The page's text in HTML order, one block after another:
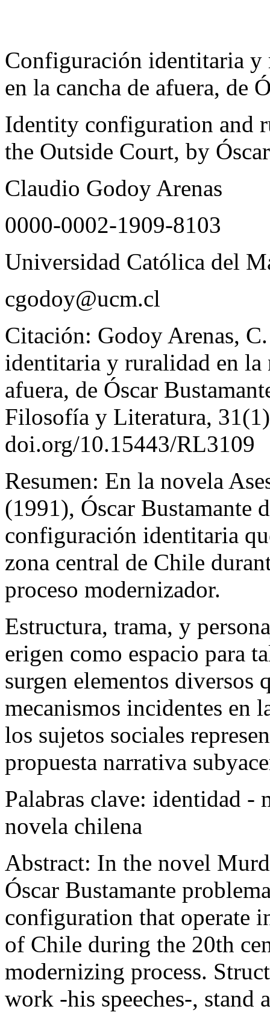
Configuración identitaria
en la cancha de afuera, de
Identity configuration and
the Outside Court, by
Claudio Godoy Arenas
0000-0002-1909-8103
Universidad Católica del
cgodoy@ucm.cl
Citación: Godoy Arenas,
identitaria y ruralidad en la
afuera, de Óscar
Filosofía y Literatura, 31
doi.org/10.15443/RL3109
Resumen: En la novela
(1991), Óscar Bustamante
configuración identitaria
zona central de Chile
proceso modernizador.
Estructura, trama, y
erigen como espacio para
surgen elementos diversos
mecanismos incidentes en
los sujetos sociales
propuesta narrativa
Palabras clave: identidad -
novela chilena
Abstract: In the novel
Óscar Bustamante
configuration that operate
of Chile during the 20th
modernizing process.
work -his speeches-, stand